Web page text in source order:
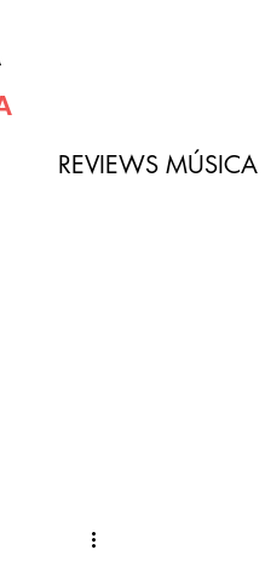
REVIEWS MÚSICA